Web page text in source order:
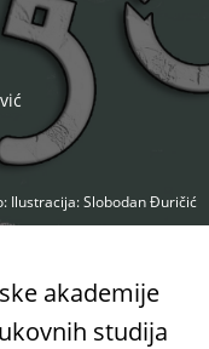
: Ilustracija: Slobodan Đuričić
akademije
studija